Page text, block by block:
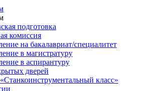
подготовка
комиссия
на бакалавриат/специалитет
в магистратуру
в аспирантуру
дверей
класс»